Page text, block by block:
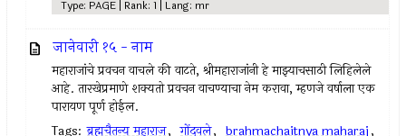
Type: PAGE | Rank: 1 | Lang: mr
जानेवारी १५ - नाम
महाराजांचे प्रवचन वाचले की वाटते, श्रीमहाराजांनी हे माझ्याचसाठी लिहिलेले
आहे. तारखेप्रमाणे शक्यतो प्रवचन वाचण्याचा नेम करावा, म्हणजे वर्षाला एक
पारायण पूर्ण होईल.
Tags: ब्रह्मचैतन्य महाराज, गोंदवले, brahmachaitnya maharaj,